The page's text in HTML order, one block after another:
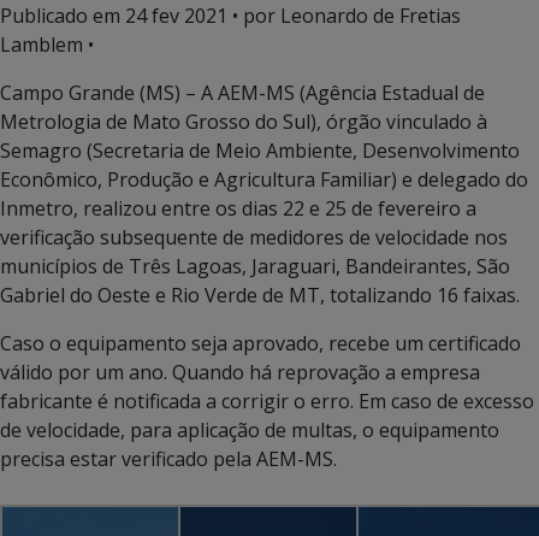
Publicado em 24 fev 2021 • por Leonardo de Fretias
Lamblem •
Campo Grande (MS) – A AEM-MS (Agência Estadual de
Metrologia de Mato Grosso do Sul), órgão vinculado à
Semagro (Secretaria de Meio Ambiente, Desenvolvimento
Econômico, Produção e Agricultura Familiar) e delegado do
Inmetro, realizou entre os dias 22 e 25 de fevereiro a
verificação subsequente de medidores de velocidade nos
municípios de Três Lagoas, Jaraguari, Bandeirantes, São
Gabriel do Oeste e Rio Verde de MT, totalizando 16 faixas.
Caso o equipamento seja aprovado, recebe um certificado
válido por um ano. Quando há reprovação a empresa
fabricante é notificada a corrigir o erro. Em caso de excesso
de velocidade, para aplicação de multas, o equipamento
precisa estar verificado pela AEM-MS.